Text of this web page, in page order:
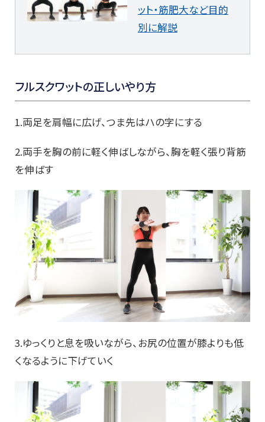
ット・筋肥大など目的
別に解説
フルスクワットの正しいやり方
1.両足を肩幅に広げ、つま先はハの字にする
2.両手を胸の前に軽く伸ばしながら、胸を軽く張り背筋
を伸ばす
3.ゆっくりと息を吸いながら、お尻の位置が膝よりも低
くなるように下げていく